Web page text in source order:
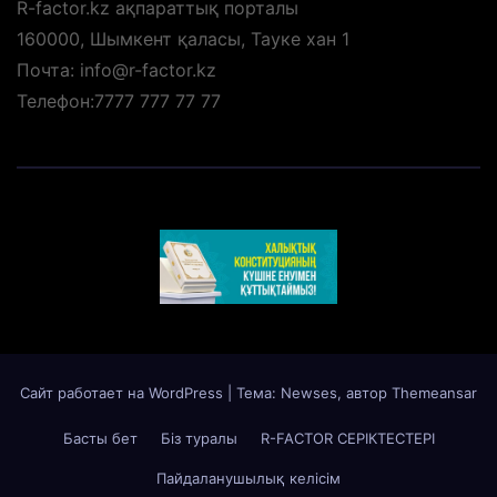
R-factor.kz ақпараттық порталы
160000, Шымкент қаласы, Тауке хан 1
Почта: info@r-factor.kz
Телефон:7777 777 77 77
Сайт работает на WordPress Тема: Newses, автор Themeansar
Басты бет Біз туралы R-FACTOR СЕРІКТЕСТЕРІ
Пайдаланушылық келісім